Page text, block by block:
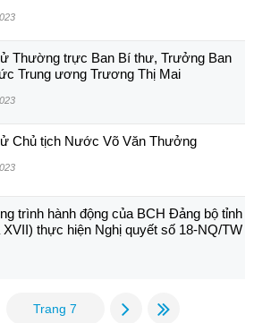
Thường trực Ban Bí thư, Trưởng Ban
Trung ương Trương Thị Mai
Chủ tịch Nước Võ Văn Thưởng
trình hành động của BCH Đảng bộ tỉnh
XVII) thực hiện Nghị quyết số 18-NQ/TW
Trang 7